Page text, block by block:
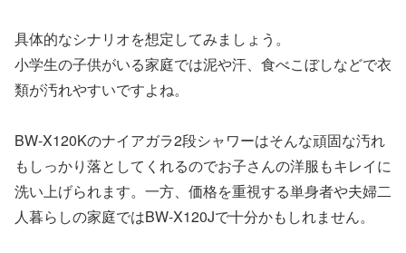
具体的なシナリオを想定してみましょう。
小学生の子供がいる家庭では泥や汗、食べこぼしなどで衣
類が汚れやすいですよね。
BW-X120Kのナイアガラ2段シャワーはそんな頑固な汚れ
もしっかり落としてくれるのでお子さんの洋服もキレイに
洗い上げられます。一方、価格を重視する単身者や夫婦二
人暮らしの家庭ではBW-X120Jで十分かもしれません。